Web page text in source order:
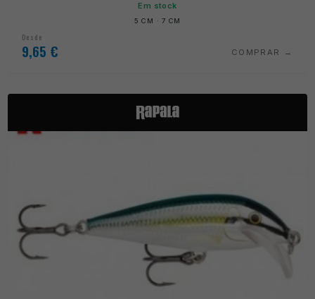
Em stock
5 CM · 7 CM
Desde
9,65 € COMPRAR